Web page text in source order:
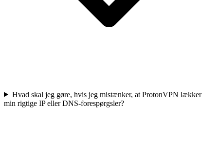
Hvad skal jeg gøre, hvis jeg mistænker, at ProtonVPN lækker
min rigtige IP eller DNS-forespørgsler?